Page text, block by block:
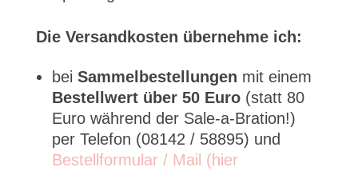
Die Versandkosten übernehme ich:
bei Sammelbestellungen mit einem
Bestellwert über 50 Euro (statt 80
Euro während der Sale-a-Bration!)
per Telefon (08142 / 58895) und
Bestellformular / Mail (hier